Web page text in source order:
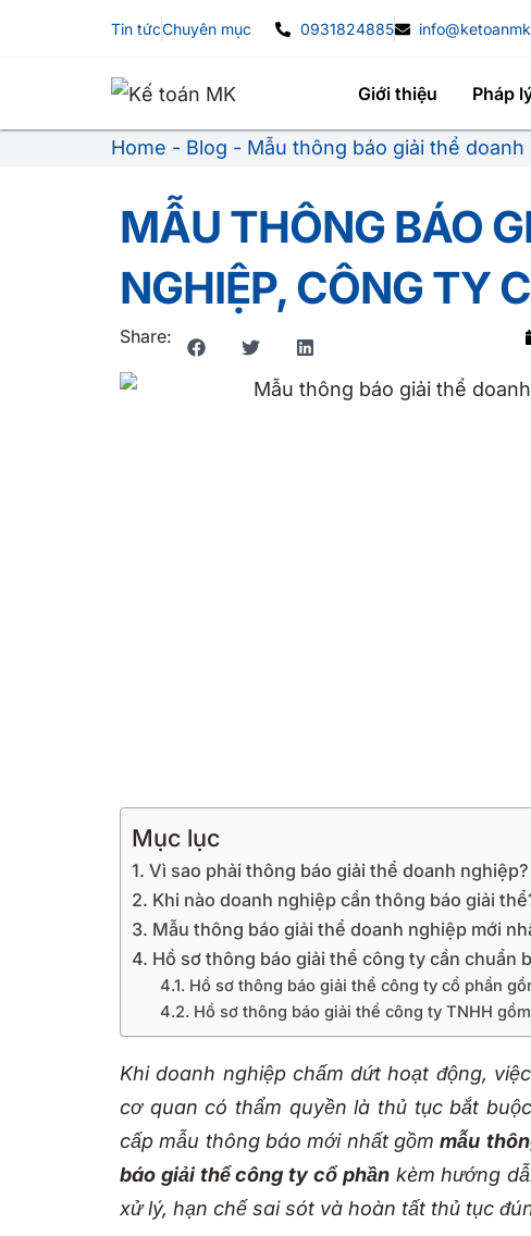
Tin tứcChuyên mục 0931824885
Giới thiệu Pháp
Home - Blog - Mẫu thông báo giải thể
MẪU THÔNG BÁO
NGHIỆP, CÔNG TY
Share:
Mục lục
1. Vì sao phải thông báo giải thể doanh nghiệp?
2. Khi nào doanh nghiệp cần thông báo giải
3. Mẫu thông báo giải thể doanh nghiệp mới
4. Hồ sơ thông báo giải thể công ty cần chuẩn
4.1. Hồ sơ thông báo giải thể công ty cổ phần
4.2. Hồ sơ thông báo giải thể công ty TNHH
Khi doanh nghiệp chấm dứt hoạt động,
cơ quan có thẩm quyền là thủ tục bắt
cấp mẫu thông báo mới nhất gồmmẫu
báo giải thể công ty cổ phầnkèm hướng
xử lý, hạn chế sai sót và hoàn tất thủ tục